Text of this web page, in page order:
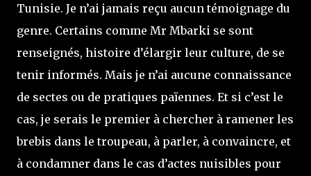
Tunisie. Je n’ai jamais reçu aucun témoignage du
genre. Certains comme Mr Mbarki se sont
renseignés, histoire d’élargir leur culture, de se
tenir informés. Mais je n’ai aucune connaissance
de sectes ou de pratiques païennes. Et si c’est le
cas, je serais le premier à chercher à ramener les
brebis dans le troupeau, à parler, à convaincre, et
à condamner dans le cas d’actes nuisibles pour